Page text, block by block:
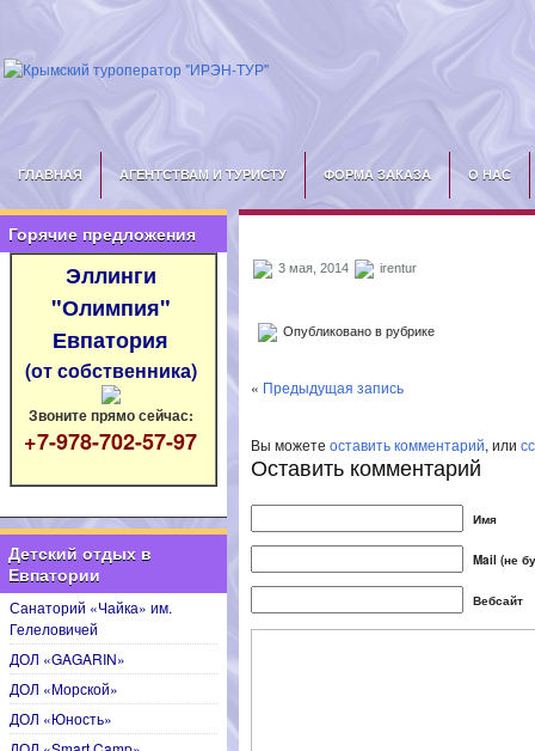
ГЛАВНАЯ АГЕНТСТВАМ И ТУРИСТУ ФОРМА ЗАКАЗА О НАС
Горячие предложения
Эллинги
"Олимпия"
Евпатория
(от собственника)
Звоните прямо сейчас:
+7-978-702-57-97
Детский отдых в
Евпатории
Санаторий «Чайка» им.
Гелеловичей
ДОЛ «GAGARIN»
ДОЛ «Морской»
ДОЛ «Юность»
3 мая, 2014 irentur
Опубликовано в рубрике
« Предыдущая запись
Вы можете оставить комментарий, или
Оставить комментарий
Имя
Mail (не
Вебсайт